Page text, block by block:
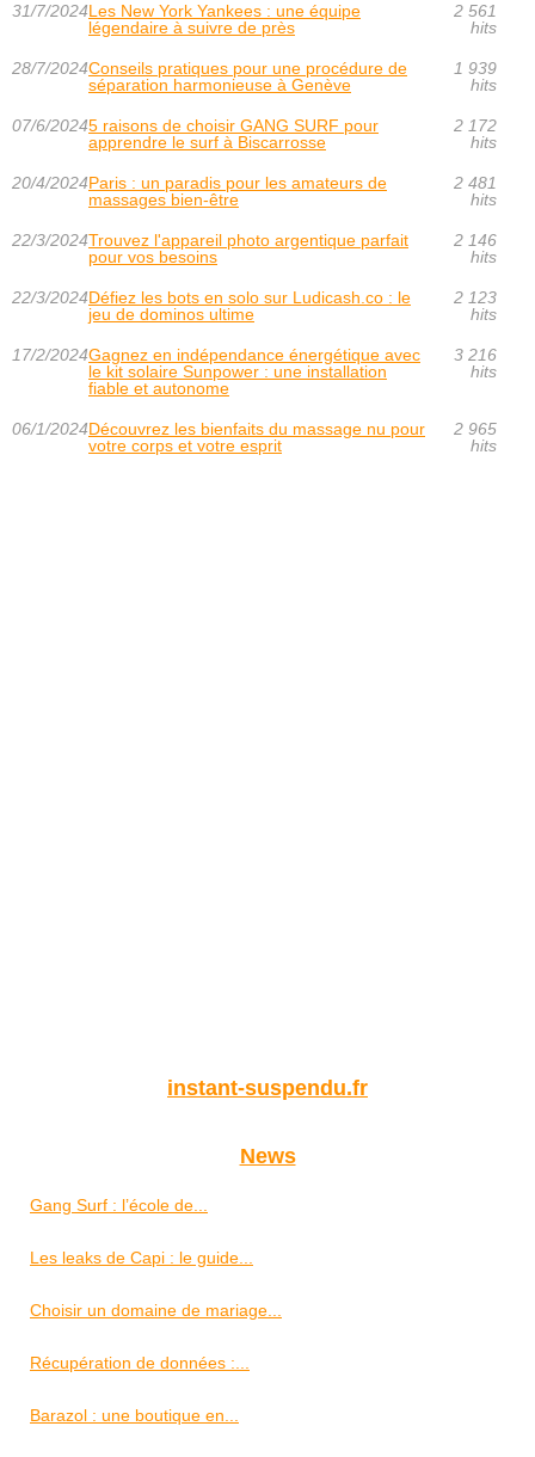
31/7/2024Les New York Yankees : une équipe
légendaire à suivre de près
2 561
hits
28/7/2024Conseils pratiques pour une procédure de
séparation harmonieuse à Genève
1 939
hits
07/6/20245 raisons de choisir GANG SURF pour
apprendre le surf à Biscarrosse
2 172
hits
20/4/2024Paris : un paradis pour les amateurs de
massages bien-être
2 481
hits
22/3/2024Trouvez l'appareil photo argentique parfait
pour vos besoins
2 146
hits
22/3/2024Défiez les bots en solo sur Ludicash.co : le
jeu de dominos ultime
2 123
hits
17/2/2024Gagnez en indépendance énergétique avec
le kit solaire Sunpower : une installation
fiable et autonome
3 216
hits
06/1/2024Découvrez les bienfaits du massage nu pour
votre corps et votre esprit
2 965
hits
instant-suspendu.fr
News
Gang Surf : l’école de...
Les leaks de Capi : le guide...
Choisir un domaine de mariage...
Récupération de données :...
Barazol : une boutique en...